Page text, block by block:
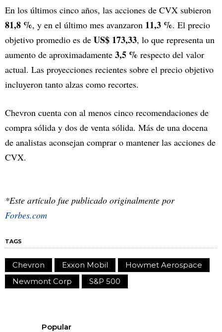
En los últimos cinco años, las acciones de CVX subieron
81,8 %, y en el último mes avanzaron 11,3 %. El precio
objetivo promedio es de US$ 173,33, lo que representa un
aumento de aproximadamente 3,5 % respecto del valor
actual. Las proyecciones recientes sobre el precio objetivo
incluyeron tanto alzas como recortes.
Chevron cuenta con al menos cinco recomendaciones de
compra sólida y dos de venta sólida. Más de una docena
de analistas aconsejan comprar o mantener las acciones de
CVX.
*Este artículo fue publicado originalmente por
Forbes.com
TAGS
Chevron Exxon Mobil
Howmet Aerospace
Newmont Corp
S&P 500
Popular